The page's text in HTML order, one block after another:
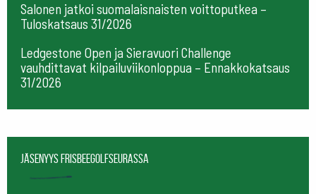
Salonen jatkoi suomalaisnaisten voittoputkea –
Tuloskatsaus 31/2026
Ledgestone Open ja Sieravuori Challenge
vauhdittavat kilpailuviikonloppua – Ennakkokatsaus
31/2026
Jäsenyys frisbeegolfseurassa